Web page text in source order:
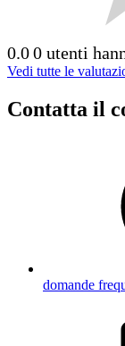
0.00 utenti
Vedi tutte le
Contatta il
domande